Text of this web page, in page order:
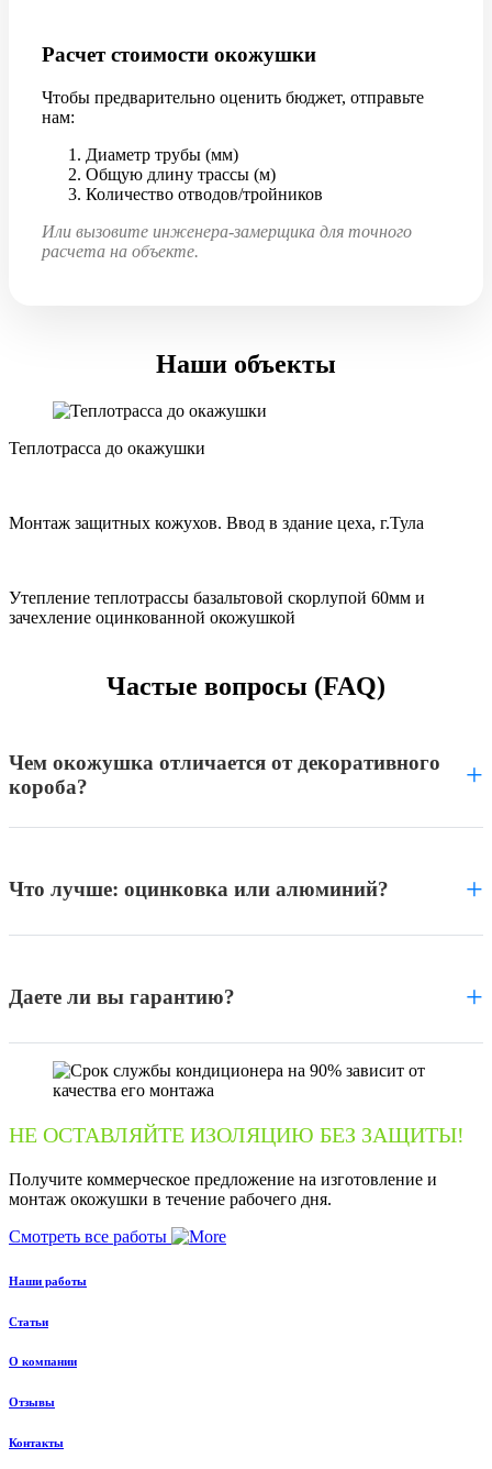
Расчет стоимости окожушки
Чтобы предварительно оценить бюджет, отправьте
нам:
Диаметр трубы (мм)
Общую длину трассы (м)
Количество отводов/тройников
Или вызовите инженера-замерщика для точного
расчета на объекте.
Наши объекты
Теплотрасса до окажушки
Монтаж защитных кожухов. Ввод в здание цеха, г.Тула
Утепление теплотрассы базальтовой скорлупой 60мм и
зачехление оцинкованной окожушкой
Частые вопросы (FAQ)
Чем окожушка отличается от декоративного
короба?
+
Что лучше: оцинковка или алюминий? +
Даете ли вы гарантию? +
НЕ ОСТАВЛЯЙТЕ ИЗОЛЯЦИЮ БЕЗ ЗАЩИТЫ!
Получите коммерческое предложение на изготовление и
монтаж окожушки в течение рабочего дня.
Смотреть все работы
Наши работы
Статьи
О компании
Отзывы
Контакты